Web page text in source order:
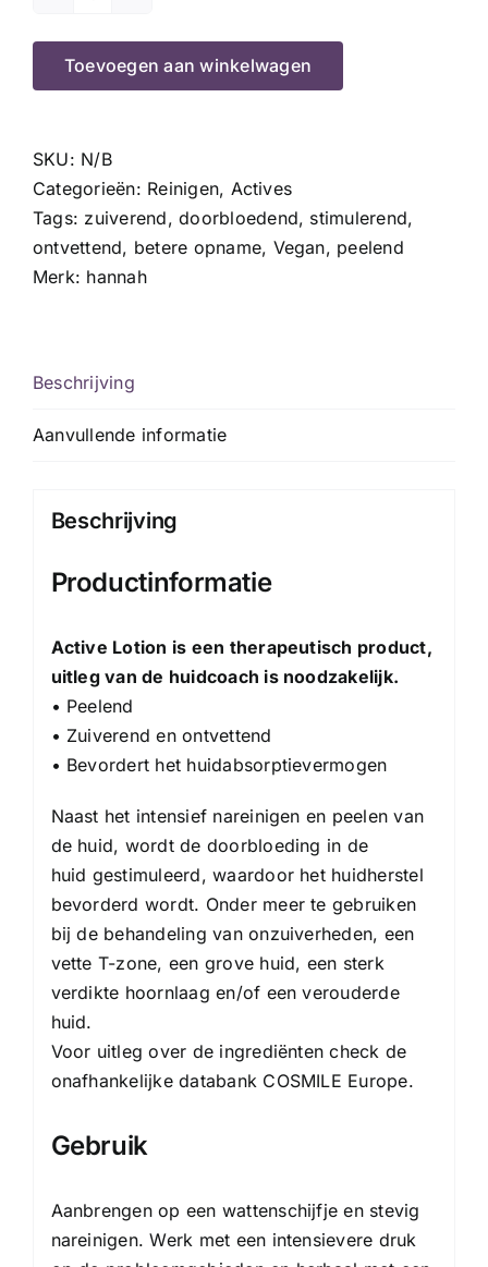
Active
aantal
Toevoegen aan winkelwagen
SKU: N/B
Categorieën: Reinigen, Actives
Tags: zuiverend,doorbloedend, stimulerend,
ontvettend, betere opname, Vegan, peelend
Merk: hannah
Beschrijving
Aanvullende informatie
Beschrijving
Productinformatie
Active Lotion is een therapeutisch product,
uitleg van de huidcoach is noodzakelijk.
• Peelend
• Zuiverend en ontvettend
• Bevordert het huidabsorptievermogen
Naast het intensief nareinigen en peelen van
de huid, wordt de doorbloeding in de
huid gestimuleerd, waardoor het huidherstel
bevorderd wordt. Onder meer te gebruiken
bij de behandeling van onzuiverheden, een
vette T-zone, een grove huid, een sterk
verdikte hoornlaag en/of een verouderde
huid.
Voor uitleg over de ingrediënten check de
onafhankelijke databank COSMILE Europe.
Gebruik
Aanbrengen op een wattenschijfje en stevig
nareinigen. Werk met een intensievere druk